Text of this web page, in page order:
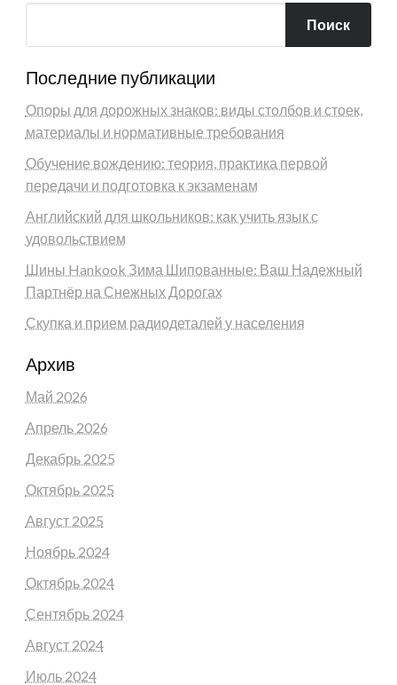
Поиск
Последние публикации
Опоры для дорожных знаков: виды столбов и стоек,
материалы и нормативные требования
Обучение вождению: теория, практика первой
передачи и подготовка к экзаменам
Английский для школьников: как учить язык с
удовольствием
Шины Hankook Зима Шипованные: Ваш Надежный
Партнёр на Снежных Дорогах
Скупка и прием радиодеталей у населения
Архив
Май 2026
Апрель 2026
Декабрь 2025
Октябрь 2025
Август 2025
Ноябрь 2024
Октябрь 2024
Сентябрь 2024
Август 2024
Июль 2024